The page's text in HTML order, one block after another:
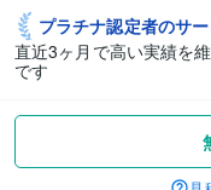
プラチナ認定者のサ
直近3ヶ月で高い実績を
です